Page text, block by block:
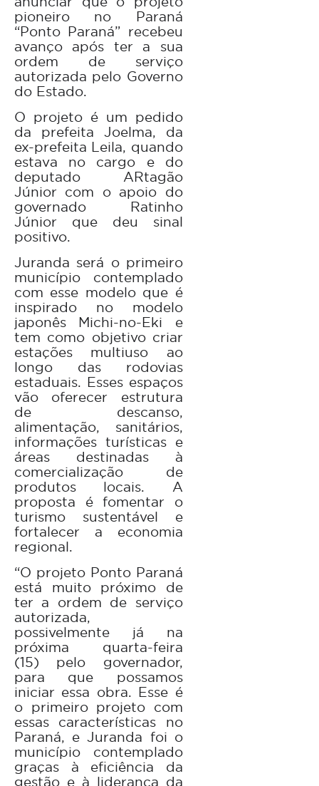
pioneiro no Paraná
“Ponto Paraná” recebeu
avanço após ter a sua
ordem de serviço
autorizada pelo Governo
do Estado.
O projeto é um pedido
da prefeita Joelma, da
ex-prefeita Leila, quando
estava no cargo e do
deputado ARtagão
Júnior com o apoio do
governado Ratinho
Júnior que deu sinal
positivo.
Juranda será o primeiro
município contemplado
com esse modelo que é
inspirado no modelo
japonês Michi-no-Eki e
tem como objetivo criar
estações multiuso ao
longo das rodovias
estaduais. Esses espaços
vão oferecer estrutura
de descanso,
alimentação, sanitários,
informações turísticas e
áreas destinadas à
comercialização de
produtos locais. A
proposta é fomentar o
turismo sustentável e
fortalecer a economia
regional.
“O projeto Ponto Paraná
está muito próximo de
ter a ordem de serviço
autorizada,
possivelmente já na
próxima quarta-feira
(15) pelo governador,
para que possamos
iniciar essa obra. Esse é
o primeiro projeto com
essas características no
Paraná, e Juranda foi o
município contemplado
graças à eficiência da
gestão e à liderança da